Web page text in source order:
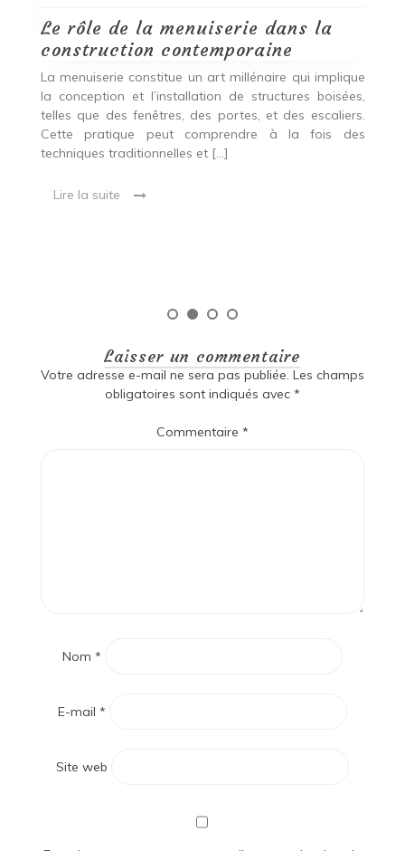
Le rôle de la menuiserie dans la
construction contemporaine
La menuiserie constitue un art millénaire qui implique
la conception et l’installation de structures boisées,
telles que des fenêtres, des portes, et des escaliers.
Cette pratique peut comprendre à la fois des
techniques traditionnelles et […]
Lire la suite
Laisser un commentaire
Votre adresse e-mail ne sera pas publiée. Les champs
obligatoires sont indiqués avec *
Commentaire *
Nom *
E-mail *
Site web